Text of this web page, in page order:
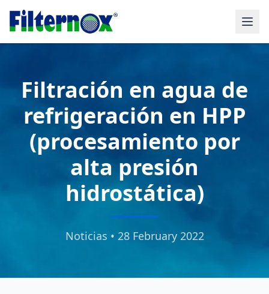
Filtración en agua de
refrigeración en HPP
(procesamiento por
alta presión
hidrostática)
Noticias • 28 February 2022